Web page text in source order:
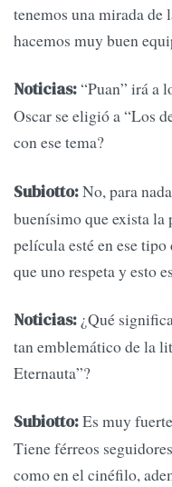
tenemos una mirada de
hacemos muy buen
Noticias:“Puan” irá a
Oscar se eligió a “Los
con ese tema?
Subiotto:No, para
buenísimo que exista la
película esté en ese
que uno respeta y esto
Noticias: ¿Qué
tan emblemático de la
Eternauta”?
Subiotto:Es muy
Tiene férreos
como en el cinéfilo,